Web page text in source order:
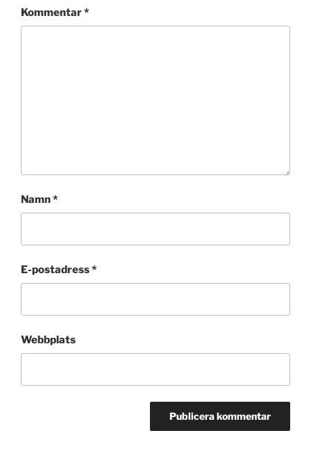
Kommentar*
Namn*
E-postadress*
Webbplats